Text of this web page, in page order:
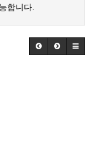
합니다.